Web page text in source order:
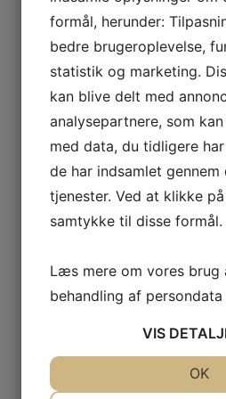
📦 Bestil i dag – vi sender
#Chokodesign
#HåndlavetChokolade
#ChokoladeGave
Hvor længe holder chokoladen
Mindst 12 – 24 måneder efter
Vægt : 150 gr.
Indholdet kan variere – men
Relaterede varer
formål, herunder:
bedre brugeroplevelse,
statistik og marketing.
kan blive delt med
analysepartnere, som
med data, du tidligere
de har indsamlet
tjenester. Ved at klikke
samtykke til disse formål.
Læs mere om vores brug
behandling af persondata
VIS
OK